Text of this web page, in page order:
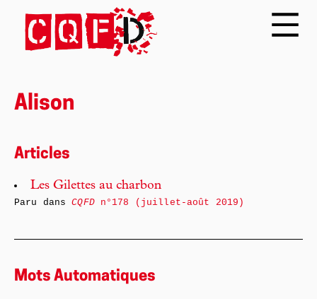
Alison
Articles
Les Gilettes au charbon
Paru dansCQFDn°178 (juillet-août 2019)
Mots Automatiques